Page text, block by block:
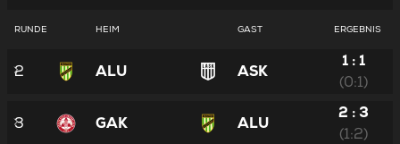
RUNDE HEIM GAST ERGEBNIS
2 ALU ASK
1 : 1
(0:1)
3 GAK ALU
2 : 3
(1:2)